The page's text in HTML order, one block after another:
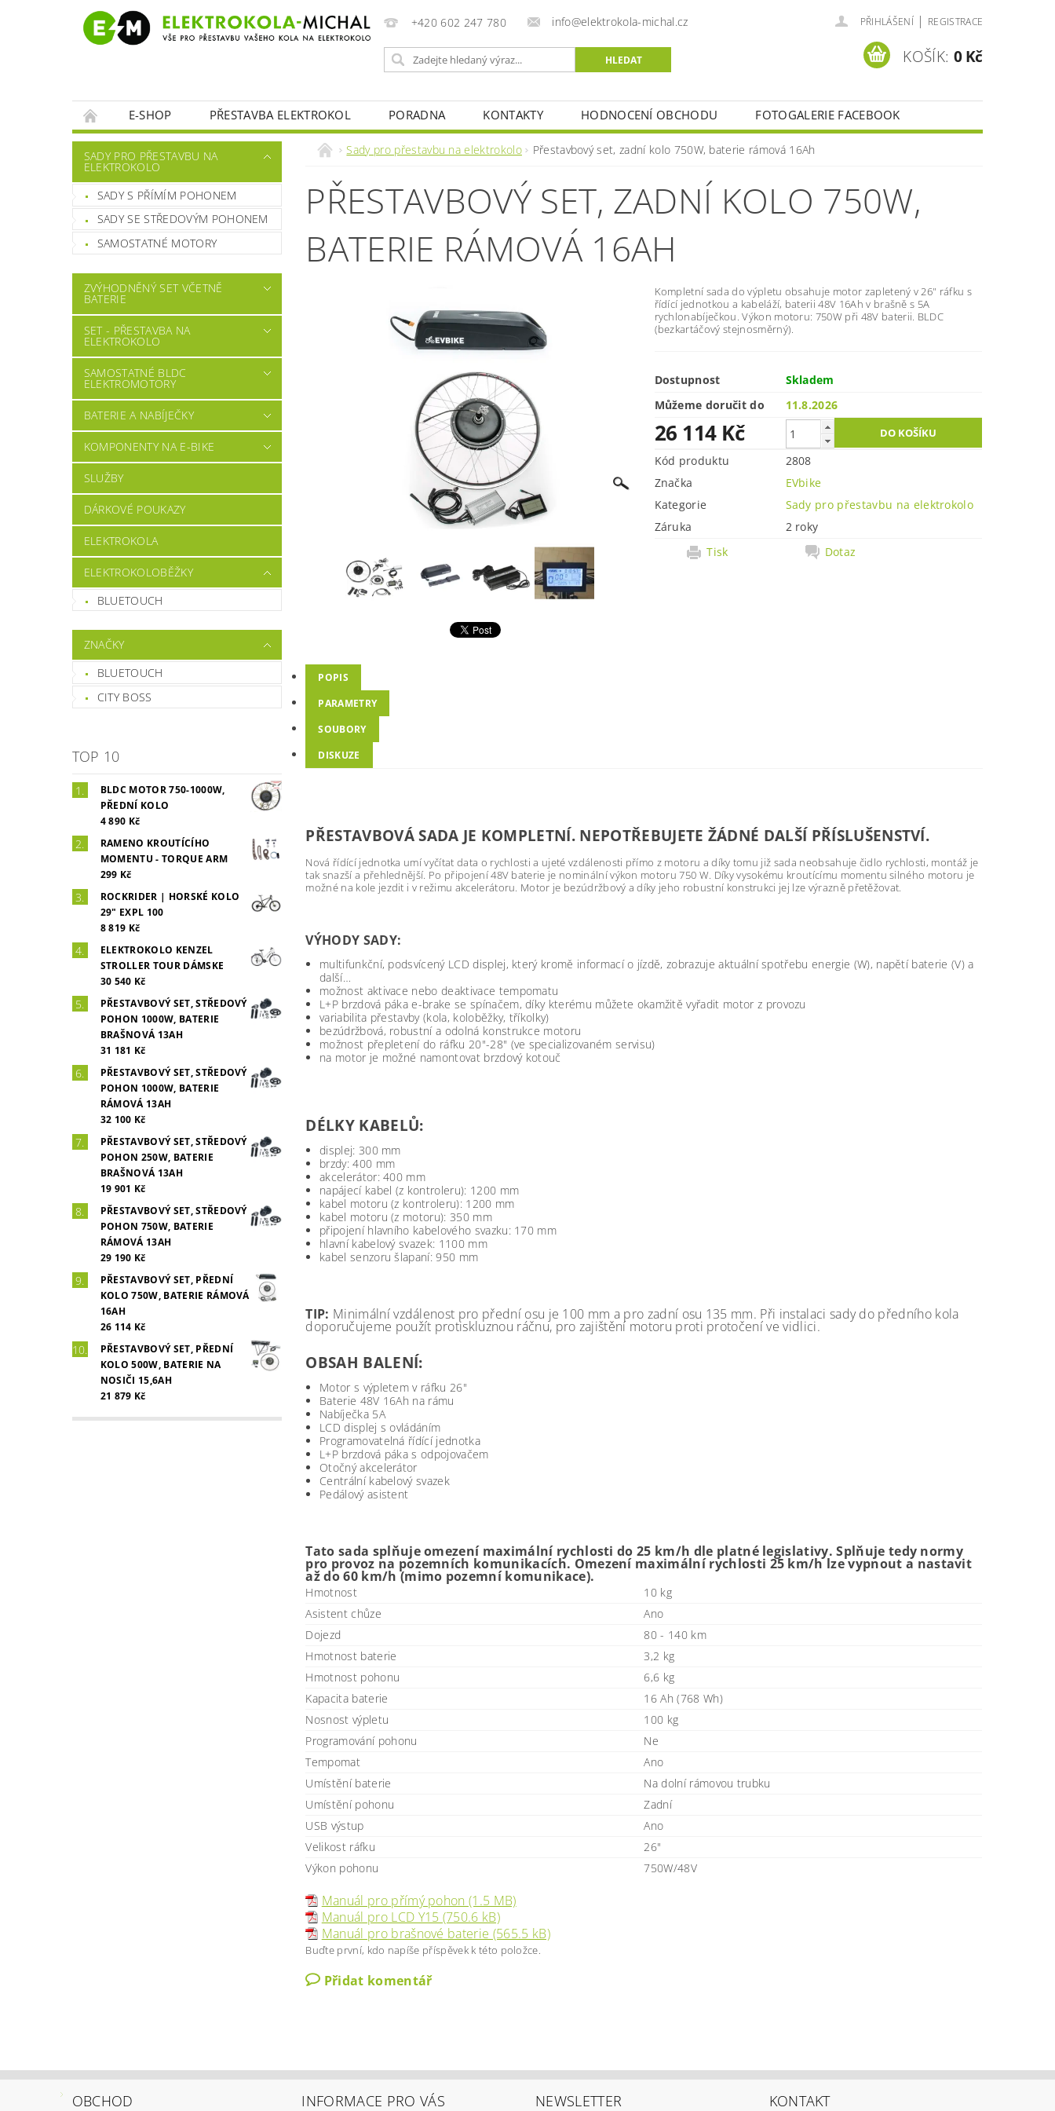
+420 602 247 780 info@elektrokola-michal.cz PŘIHLÁŠENÍ | REGISTRACE
KOŠÍK: 0 Kč
E-SHOP PŘESTAVBA ELEKTROKOL PORADNA KONTAKTY HODNOCENÍ OBCHODU FOTOGALERIE FACEBOOK
SADY PRO PŘESTAVBU NA
ELEKTROKOLO
SADY S PŘÍMÍM POHONEM
SADY SE STŘEDOVÝM POHONEM
SAMOSTATNÉ MOTORY
ZVÝHODNĚNÝ SET VČETNĚ
BATERIE
SET - PŘESTAVBA NA
ELEKTROKOLO
SAMOSTATNÉ BLDC
ELEKTROMOTORY
BATERIE A NABÍJEČKY
KOMPONENTY NA E-BIKE
SLUŽBY
DÁRKOVÉ POUKAZY
ELEKTROKOLA
ELEKTROKOLOBĚŽKY
BLUETOUCH
ZNAČKY
BLUETOUCH
CITY BOSS
TOP 10
BLDC MOTOR 750-1000W,
PŘEDNÍ KOLO
4 890 Kč
RAMENO KROUTÍCÍHO
MOMENTU - TORQUE ARM
299 Kč
ROCKRIDER | HORSKÉ KOLO
29" EXPL 100
8 819 Kč
ELEKTROKOLO KENZEL
STROLLER TOUR DÁMSKE
30 540 Kč
PŘESTAVBOVÝ SET, STŘEDOVÝ
POHON 1000W, BATERIE
BRAŠNOVÁ 13AH
31 181 Kč
PŘESTAVBOVÝ SET, STŘEDOVÝ
POHON 1000W, BATERIE
RÁMOVÁ 13AH
32 100 Kč
PŘESTAVBOVÝ SET, STŘEDOVÝ
POHON 250W, BATERIE
BRAŠNOVÁ 13AH
19 901 Kč
PŘESTAVBOVÝ SET, STŘEDOVÝ
POHON 750W, BATERIE
RÁMOVÁ 13AH
29 190 Kč
PŘESTAVBOVÝ SET, PŘEDNÍ
KOLO 750W, BATERIE RÁMOVÁ
16AH
26 114 Kč
PŘESTAVBOVÝ SET, PŘEDNÍ
KOLO 500W, BATERIE NA
NOSIČI 15,6AH
21 879 Kč
Sady pro přestavbu na elektrokolo Přestavbový set, zadní kolo 750W, baterie rámová 16Ah
PŘESTAVBOVÝ SET, ZADNÍ KOLO 750W,
BATERIE RÁMOVÁ 16AH
Kompletní sada do výpletu obsahuje motor zapletený v 26" ráfku s
řídící jednotkou a kabeláží, baterii 48V 16Ah v brašně s 5A
rychlonabíječkou. Výkon motoru: 750W při 48V baterii. BLDC
(bezkartáčový stejnosměrný).
Dostupnost
Skladem
Můžeme doručit do
11.8.2026
26 114 Kč
Kód produktu
2808
Značka
EVbike
Kategorie
Sady pro přestavbu na elektrokolo
Záruka
2 roky
Tisk
Dotaz
POPIS
PARAMETRY
SOUBORY
DISKUZE
PŘESTAVBOVÁ SADA JE KOMPLETNÍ. NEPOTŘEBUJETE ŽÁDNÉ DALŠÍ PŘÍSLUŠENSTVÍ.
Nová řídící jednotka umí vyčítat data o rychlosti a ujeté vzdálenosti přímo z motoru a díky tomu již sada neobsahuje čidlo rychlosti, montáž je
tak snazší a přehlednější. Po připojení 48V baterie je nominální výkon motoru 750 W. Díky vysokému kroutícímu momentu silného motoru je
možné na kole jezdit i v režimu akcelerátoru. Motor je bezúdržbový a díky jeho robustní konstrukci jej lze výrazně přetěžovat.
VÝHODY SADY:
multifunkční, podsvícený LCD displej, který kromě informací o jízdě, zobrazuje aktuální spotřebu energie (W), napětí baterie (V) a
další…
možnost aktivace nebo deaktivace tempomatu
L+P brzdová páka e-brake se spínačem, díky kterému můžete okamžitě vyřadit motor z provozu
variabilita přestavby (kola, koloběžky, tříkolky)
bezúdržbová, robustní a odolná konstrukce motoru
možnost přepletení do ráfku 20"-28" (ve specializovaném servisu)
na motor je možné namontovat brzdový kotouč
DÉLKY KABELŮ:
displej: 300 mm
brzdy: 400 mm
akcelerátor: 400 mm
napájecí kabel (z kontroleru): 1200 mm
kabel motoru (z kontroleru): 1200 mm
kabel motoru (z motoru): 350 mm
připojení hlavního kabelového svazku: 170 mm
hlavní kabelový svazek: 1100 mm
kabel senzoru šlapaní: 950 mm
TIP: Minimální vzdálenost pro přední osu je 100 mm a pro zadní osu 135 mm. Při instalaci sady do předního kola
doporučujeme použít protiskluznou ráčnu, pro zajištění motoru proti protočení ve vidlici.
OBSAH BALENÍ:
Motor s výpletem v ráfku 26"
Baterie 48V 16Ah na rámu
Nabíječka 5A
LCD displej s ovládáním
Programovatelná řídící jednotka
L+P brzdová páka s odpojovačem
Otočný akcelerátor
Centrální kabelový svazek
Pedálový asistent
Tato sada splňuje omezení maximální rychlosti do 25 km/h dle platné legislativy. Splňuje tedy normy
pro provoz na pozemních komunikacích. Omezení maximální rychlosti 25 km/h lze vypnout a nastavit
až do 60 km/h (mimo pozemní komunikace).
Hmotnost
10 kg
Asistent chůze
Ano
Dojezd
80 - 140 km
Hmotnost baterie
3,2 kg
Hmotnost pohonu
6,6 kg
Kapacita baterie
16 Ah (768 Wh)
Nosnost výpletu
100 kg
Programování pohonu
Ne
Tempomat
Ano
Umístění baterie
Na dolní rámovou trubku
Umístění pohonu
Zadní
USB výstup
Ano
Velikost ráfku
26"
Výkon pohonu
750W/48V
Manuál pro přímý pohon (1.5 MB)
Manuál pro LCD Y15 (750.6 kB)
Manuál pro brašnové baterie (565.5 kB)
Buďte první, kdo napíše příspěvek k této položce.
Přidat komentář
OBCHOD INFORMACE PRO VÁS NEWSLETTER KONTAKT